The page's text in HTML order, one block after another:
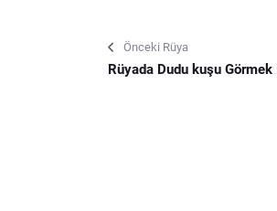
Önceki Rüya
Rüyada Dudu kuşu